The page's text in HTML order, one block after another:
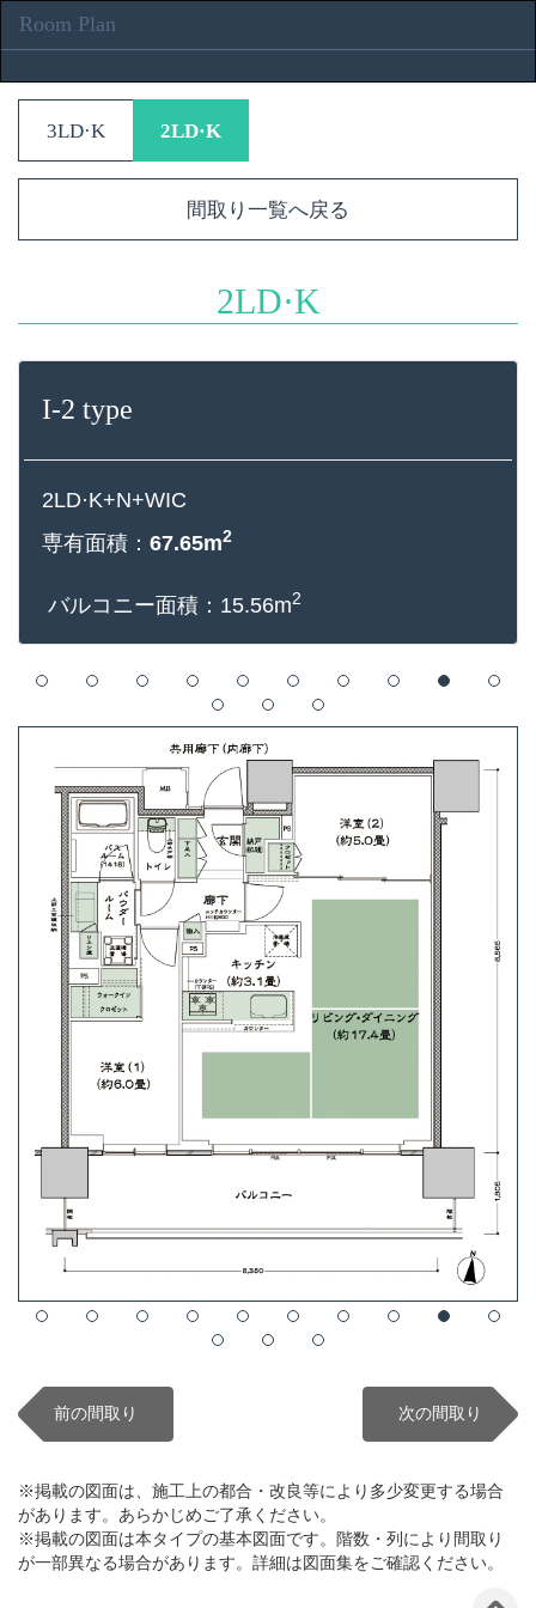
Room Plan
3LD·K 2LD·K
間取り一覧へ戻る
2LD·K
I-2 type
2LD·K+N+WIC
専有面積： 67.65m2
バルコニー面積：15.56m2
前の間取り 次の間取り
※掲載の図面は、施工上の都合・改良等により多少変更する場合
があります。あらかじめご了承ください。
※掲載の図面は本タイプの基本図面です。階数・列により間取り
が一部異なる場合があります。詳細は図面集をご確認ください。